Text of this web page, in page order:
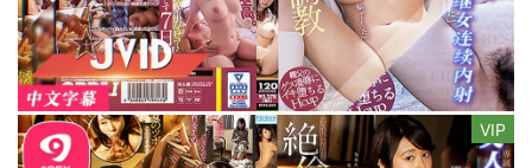
VIP